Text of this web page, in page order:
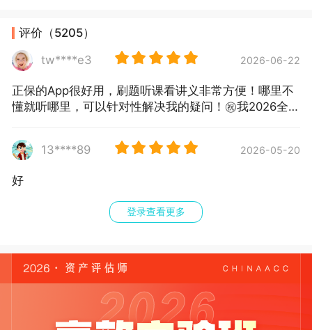
评价（5205）
tw****e3
2026-06-22
正保的App很好用，刷题听课看讲义非常方便！哪里不
懂就听哪里，可以针对性解决我的疑问！㊗️我2026全
13****89
2026-05-20
好
登录查看更多